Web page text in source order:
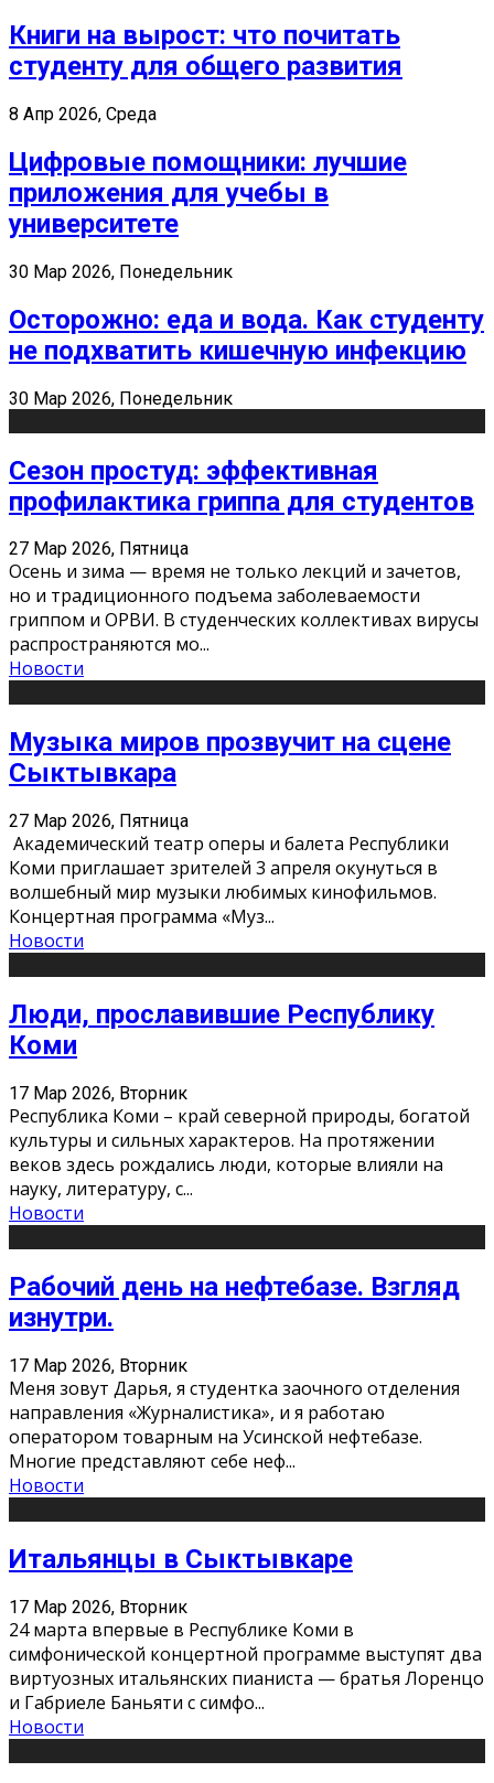
Книги на вырост: что почитать
студенту для общего развития
8 Апр 2026, Среда
Цифровые помощники: лучшие
приложения для учебы в
университете
30 Мар 2026, Понедельник
Осторожно: еда и вода. Как студенту
не подхватить кишечную инфекцию
30 Мар 2026, Понедельник
Сезон простуд: эффективная
профилактика гриппа для студентов
27 Мар 2026, Пятница
Осень и зима — время не только лекций и зачетов,
но и традиционного подъема заболеваемости
гриппом и ОРВИ. В студенческих коллективах вирусы
распространяются мо...
Новости
Музыка миров прозвучит на сцене
Сыктывкара
27 Мар 2026, Пятница
Академический театр оперы и балета Республики
Коми приглашает зрителей 3 апреля окунуться в
волшебный мир музыки любимых кинофильмов.
Концертная программа «Муз...
Новости
Люди, прославившие Республику
Коми
17 Мар 2026, Вторник
Республика Коми – край северной природы, богатой
культуры и сильных характеров. На протяжении
веков здесь рождались люди, которые влияли на
науку, литературу, с...
Новости
Рабочий день на нефтебазе. Взгляд
изнутри.
17 Мар 2026, Вторник
Меня зовут Дарья, я студентка заочного отделения
направления «Журналистика», и я работаю
оператором товарным на Усинской нефтебазе.
Многие представляют себе неф...
Новости
Итальянцы в Сыктывкаре
17 Мар 2026, Вторник
24 марта впервые в Республике Коми в
симфонической концертной программе выступят два
виртуозных итальянских пианиста — братья Лоренцо
и Габриеле Баньяти с симфо...
Новости